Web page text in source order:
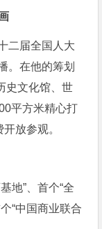
二届全国人大
。在他的筹划
史文化馆、世
平方米精心打
放参观。
地”、首个“全
“中国商业联合